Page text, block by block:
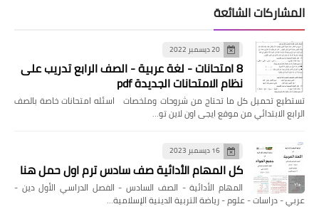
المشاركات الشائعة
20 ديسمبر 2022
8 امتحانات - لغة عربية - الصف الرابع تدريب على
نظام الامتحانات الجديدة pdf
تستطيع تحميل كل ما تحتاج من شروحات وملخصات اسئله امتحانات خاصة بالصف
الرابع الابتدائي من موقع ايجى اون لاين تو…
16 ديسمبر 2023
كل المهام الأدائية صف سادس ترم اول حمل هنا
المهام الأدائية - الصف السادس - الفصل الدراسي الأول دين -
عربي - دراسات - علوم - رياضة التربية الدينية الإسلامية…